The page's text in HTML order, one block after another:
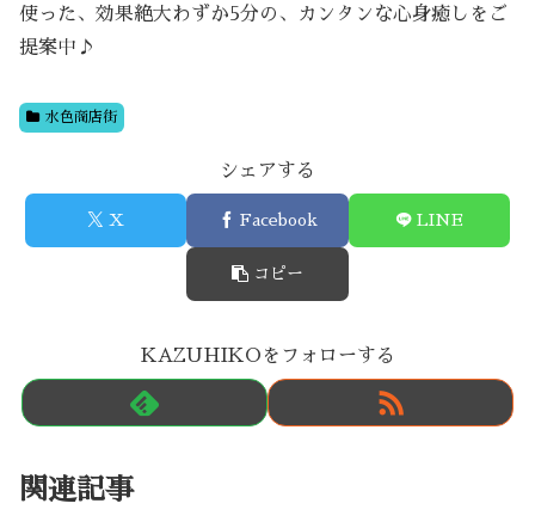
使った、効果絶大わずか5分の、カンタンな心身癒しをご
提案中♪
水色商店街
シェアする
X Facebook LINE
コピー
KAZUHIKOをフォローする
関連記事